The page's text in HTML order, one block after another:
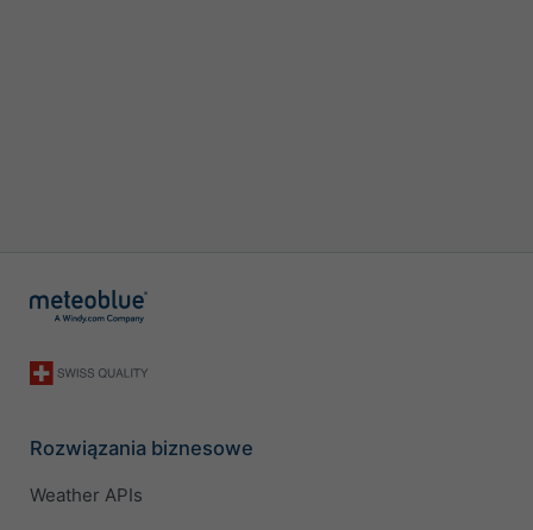
Rozwiązania biznesowe
Weather APIs